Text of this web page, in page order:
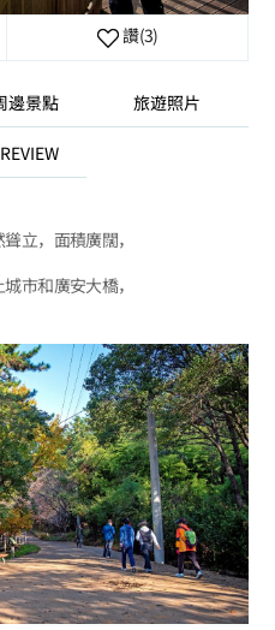
讚(3)
邊景點 旅遊照片
立，面積廣闊，
市和廣安大橋，